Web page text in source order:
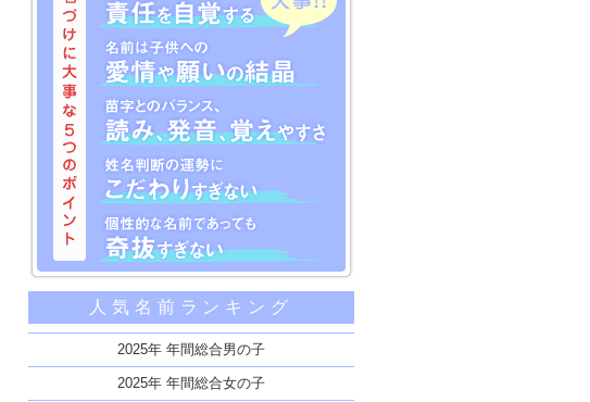
名づけに大事な5つのポイント
命名に親の責任を自覚する
名前は子供への愛情や願いの結晶
苗字とのバランス、読み、発音、覚えやすさ
姓名判断の運勢にこだわりすぎない
人気名前ランキング
2025年 年間総合男の子
2025年 年間総合女の子